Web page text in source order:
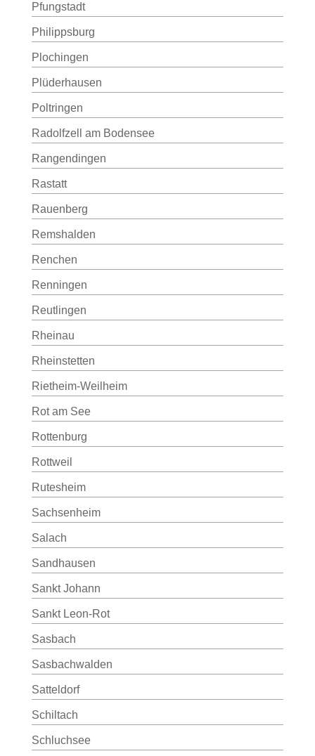
Pfungstadt
Philippsburg
Plochingen
Plüderhausen
Poltringen
Radolfzell am Bodensee
Rangendingen
Rastatt
Rauenberg
Remshalden
Renchen
Renningen
Reutlingen
Rheinau
Rheinstetten
Rietheim-Weilheim
Rot am See
Rottenburg
Rottweil
Rutesheim
Sachsenheim
Salach
Sandhausen
Sankt Johann
Sankt Leon-Rot
Sasbach
Sasbachwalden
Satteldorf
Schiltach
Schluchsee